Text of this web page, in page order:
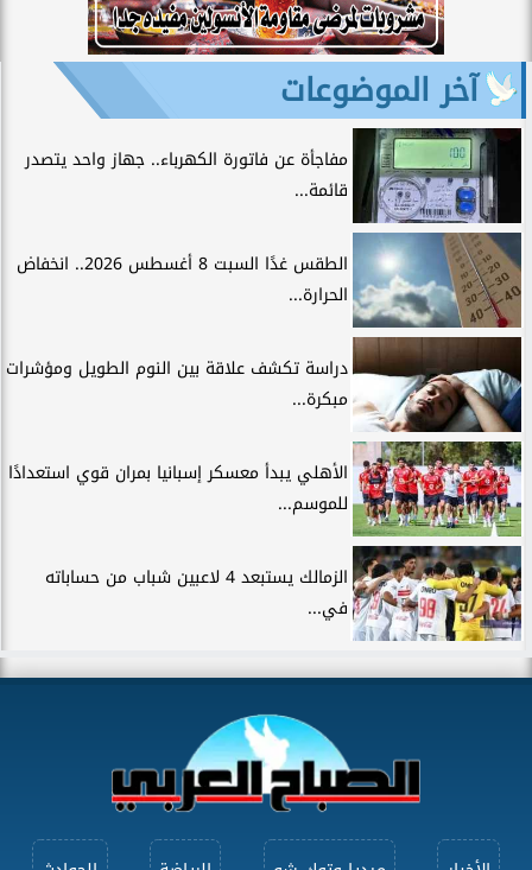
آخر الموضوعات
مفاجأة عن فاتورة الكهرباء.. جهاز واحد يتصدر
قائمة...
الطقس غدًا السبت 8 أغسطس 2026.. انخفاض
الحرارة...
دراسة تكشف علاقة بين النوم الطويل ومؤشرات
مبكرة...
الأهلي يبدأ معسكر إسبانيا بمران قوي استعدادًا
للموسم...
الزمالك يستبعد 4 لاعبين شباب من حساباته
في...